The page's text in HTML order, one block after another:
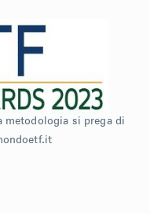
metodologia si prega di